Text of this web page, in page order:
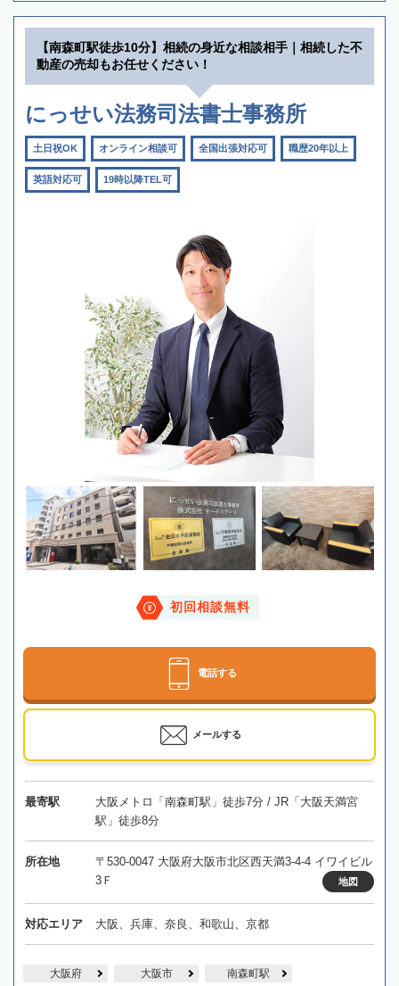
【南森町駅徒歩10分】相続の身近な相談相手｜相続した不
動産の売却もお任せください！
にっせい法務司法書士事務所
土日祝OK オンライン相談可 全国出張対応可 職歴20年以上
英語対応可 19時以降TEL可
初回相談無料
電話する
メールする
最寄駅
大阪メトロ「南森町駅」徒歩7分 / JR「大阪天満宮
駅」徒歩8分
所在地
〒530-0047 大阪府大阪市北区西天満3-4-4 イワイビル
3Ｆ
地図
対応エリア 大阪、兵庫、奈良、和歌山、京都
大阪府 大阪市 南森町駅